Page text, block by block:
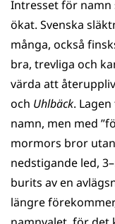
Intresset för namn
ökat. Svenska
många, också
bra, trevliga och
värda att
och Uhlbäck.
namn, men med
mormors bror
nedstigande led,
burits av en
längre